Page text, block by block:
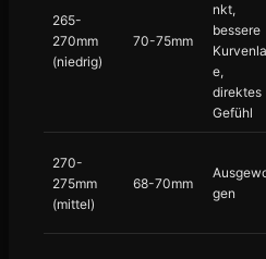
265-
270mm
(niedrig)
70-75mm
nkt,
bessere
e,
direktes
Gefühl
270-
275mm
(mittel)
68-70mm
gen